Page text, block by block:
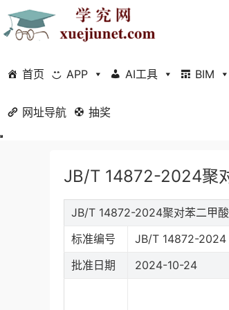
首页 APP AI工具 BIM
网址导航 抽奖
当前位置：首页
JB/T 14872-2024聚
JB/T 14872-2024聚对苯二甲
标准编号
JB/T 14872-2024
批准日期
2024-10-24